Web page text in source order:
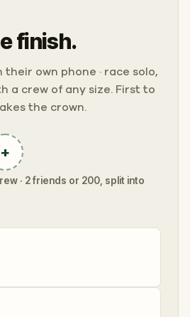
finish.
their own phone · race solo,
a crew of any size. First to
the crown.
+
· 2 friends or 200, split into